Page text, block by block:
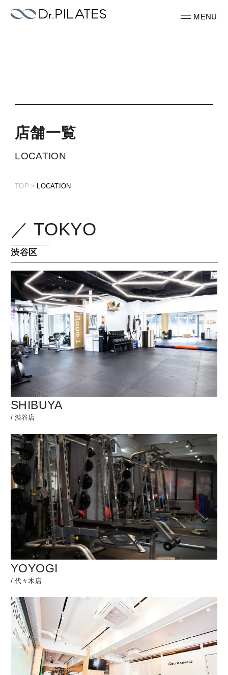
店舗一覧
LOCATION
TOP LOCATION
／ TOKYO
渋谷区
SHIBUYA
/渋谷店
YOYOGI
/代々木店
COLUMN
コラム
MENU